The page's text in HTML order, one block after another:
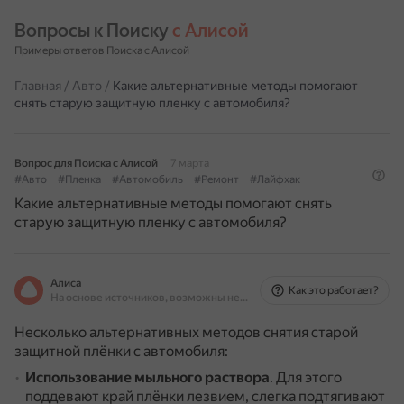
Вопросы к Поиску с Алисой
Примеры ответов Поиска с Алисой
Главная / Авто / Какие альтернативные методы помогают
снять старую защитную пленку с автомобиля?
Вопрос для Поиска с Алисой
7 марта
#Авто
#Пленка #Автомобиль #Ремонт #Лайфхак
Какие альтернативные методы помогают снять
старую защитную пленку с автомобиля?
Алиса
На основе источников, возможны неточности
Как это работает?
Несколько альтернативных методов снятия старой
защитной плёнки с автомобиля:
Использование мыльного раствора. Для этого
поддевают край плёнки лезвием, слегка подтягивают